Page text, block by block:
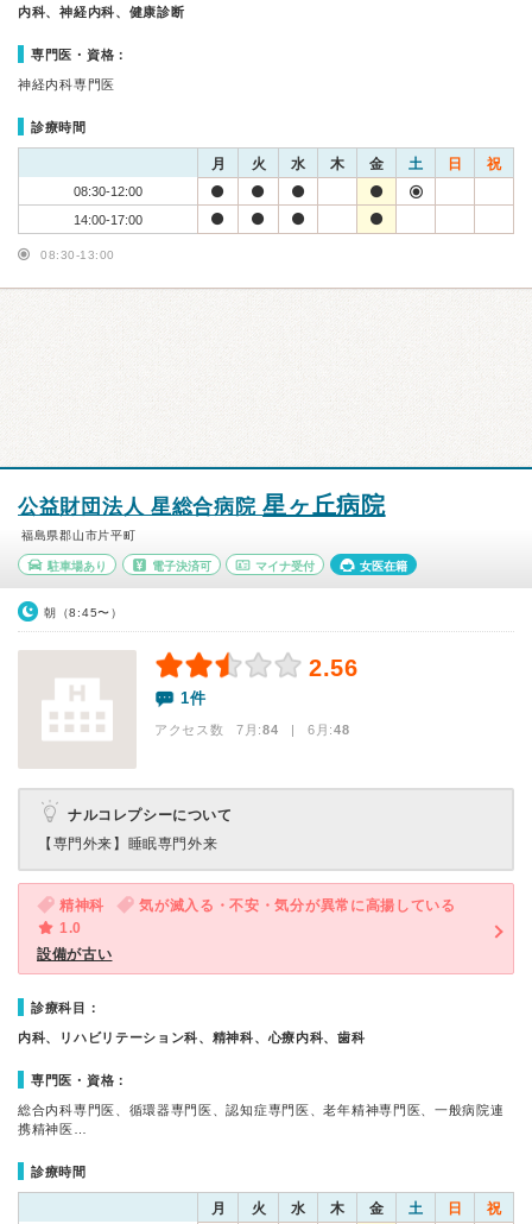
内科、神経内科、健康診断
専門医・資格：
神経内科専門医
診療時間
月 火 水 木 金 土 日 祝
08:30-12:00
14:00-17:00
08:30-13:00
公益財団法人 星総合病院星ヶ丘病院
福島県郡山市片平町
駐車場あり 電子決済可 マイナ受付 女医在籍
朝（8:45〜）
2.56
1件
アクセス数 7月:84 | 6月:48
ナルコレプシーについて
【専門外来】 睡眠専門外来
精神科
気が滅入る・不安・気分が異常に高揚している
1.0
設備が古い
診療科目：
内科、リハビリテーション科、精神科、心療内科、歯科
専門医・資格：
総合内科専門医、循環器専門医、認知症専門医、老年精神専門医、一般病院連
携精神医…
診療時間
月 火 水 木 金 土 日 祝